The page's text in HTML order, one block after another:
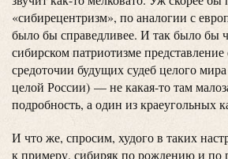
«сибирецентризм», по аналогии с
было бы справедливее. И так было бы
сибирском патриотизме
средоточии будущих судеб целого
целой России) — не какая-то там
подробность, а один из краеугольных
И что же, спросим, худого в таких
к примеру, сибиряк по рождению и по